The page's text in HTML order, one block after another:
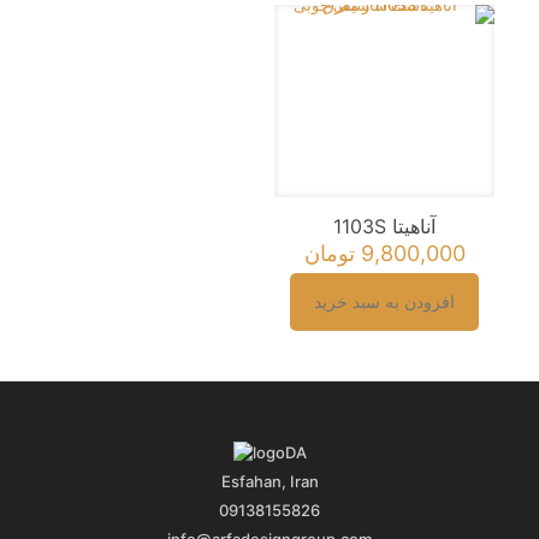
نام*
آناهیتا 1103S
9,800,000 تومان
افزودن به سبد خرید
Esfahan, Iran
09138155826